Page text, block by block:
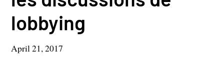
lobbying
April 21, 2017